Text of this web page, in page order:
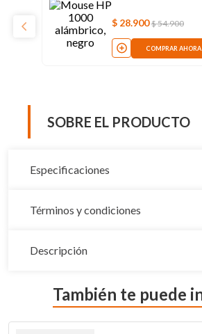
$ 28.900 $54.900
COMPRAR AHORA
SOBRE EL PRODUCTO
Especificaciones
Términos y condiciones
Descripción
También te puede